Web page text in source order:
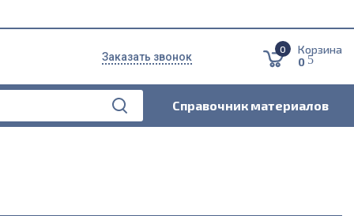
Заказать звонок
0
Корзина
0 5
Справочник материалов